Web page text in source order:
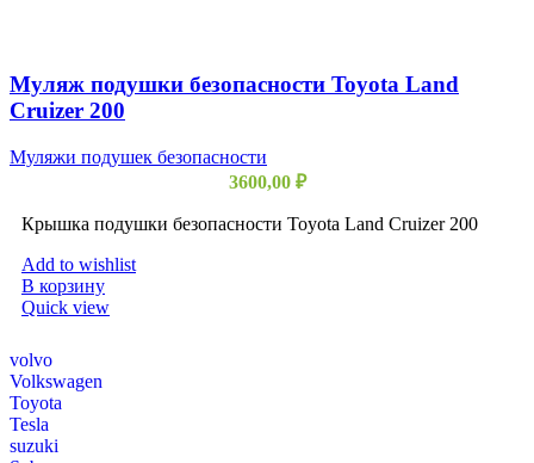
Муляж подушки безопасности Toyota Land
Cruizer 200
Муляжи подушек безопасности
3600,00 ₽
Крышка подушки безопасности Toyota Land Cruizer 200
Add to wishlist
В корзину
Quick view
volvo
Volkswagen
Toyota
Tesla
suzuki